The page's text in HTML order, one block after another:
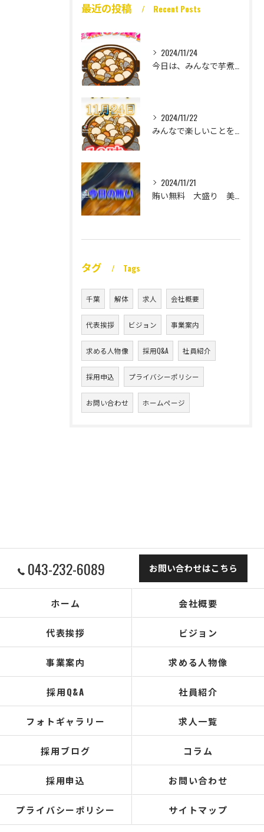
最近の投稿 Recent Posts
2024/11/24
2024/11/22
2024/11/21
タグ Tags
千葉 解体 求人 会社概要
代表挨拶 ビジョン 事業案内
求める人物像 採用Q&A 社員紹介
採用申込 プライバシーポリシー
お問い合わせ ホームページ
043-232-6089 お問い合わせはこちら
ホーム 会社概要
代表挨拶 ビジョン
事業案内 求める人物像
採用Q&A 社員紹介
フォトギャラリー 求人一覧
採用ブログ コラム
採用申込 お問い合わせ
プライバシーポリシー サイトマップ